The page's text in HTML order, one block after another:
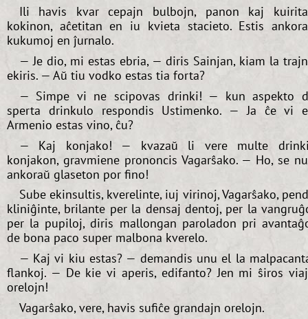
Ili havis kvar cepajn bulbojn, panon kaj
kokinon, aĉetitan en iu kvieta stacieto. Estis
kukumoj en ĵurnalo.
— Je dio, mi estas ebria, — diris Sainjan, kiam la
ekiris. — Aŭ tiu vodko estas tia forta?
— Simpe vi ne scipovas drinki! — kun aspekto
sperta drinkulo respondis Ustimenko. — Ja ĉe vi
Armenio estas vino, ĉu?
— Kaj konjako! — kvazaŭ li vere multe
konjakon, gravmiene prononcis Vagarŝako. — Ho, se
ankoraŭ glaseton por fino!
Sube ekinsultis, kverelinte, iuj virinoj, Vagarŝako,
kliniĝinte, brilante per la densaj dentoj, per la
per la pupiloj, diris mallongan paroladon pri
de bona paco super malbona kverelo.
— Kaj vi kiu estas? — demandis unu el la
flankoj. — De kie vi aperis, edifanto? Jen mi ŝiros
orelojn!
Vagarŝako, vere, havis sufiĉe grandajn orelojn.